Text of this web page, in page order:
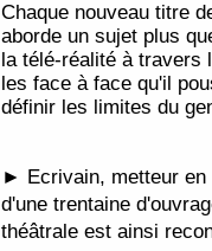
Chaque nouveau titre
aborde un sujet plus
la télé-réalité à travers
les face à face qu'il
définir les limites du
► Ecrivain, metteur en
d'une trentaine
théâtrale est ainsi